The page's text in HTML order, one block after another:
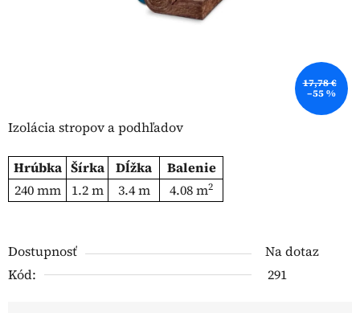
Izolácia stropov a podhľadov
Hrúbka Šírka Dĺžka
Balenie
240 mm
1.2 m 3.4 m 4.08 m2
Dostupnosť
Na dotaz
Kód:
291
17,78 €
–55 %